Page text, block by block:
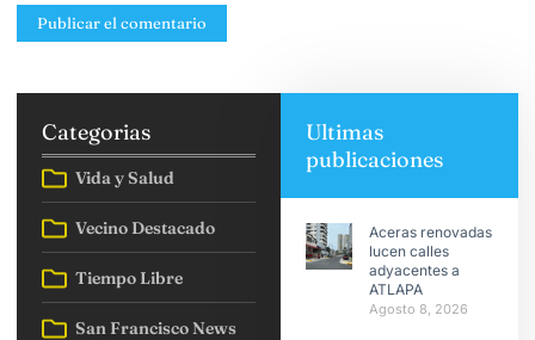
Categorias
Vida y Salud
Vecino Destacado
Tiempo Libre
San Francisco News
Ultimas
publicaciones
Aceras renovadas
lucen calles
adyacentes a
ATLAPA
Agosto 8, 2026